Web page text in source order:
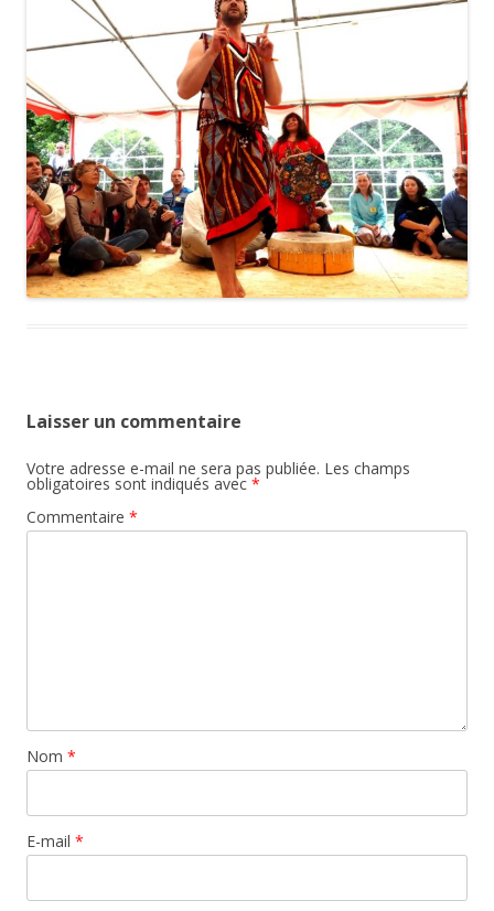
Laisser un commentaire
Votre adresse e-mail ne sera pas publiée. Les champs
obligatoires sont indiqués avec *
Commentaire *
Nom *
E-mail *